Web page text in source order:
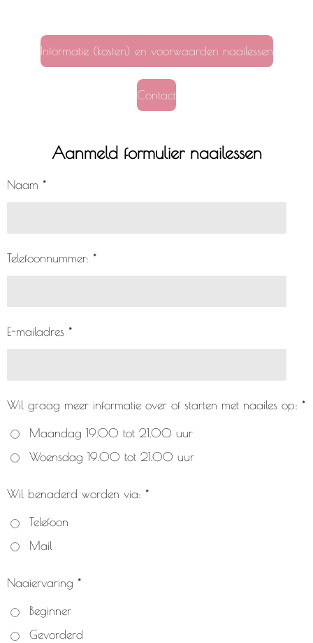
Informatie (kosten) en voorwaarden naailessen
Contact
Aanmeld formulier naailessen
Naam *
Telefoonnummer: *
E-mailadres *
Wil graag meer informatie over of starten met naailes op: *
Maandag 19.00 tot 21.00 uur
Woensdag 19.00 tot 21.00 uur
Wil benaderd worden via: *
Telefoon
Mail
Naaiervaring *
Beginner
Gevorderd